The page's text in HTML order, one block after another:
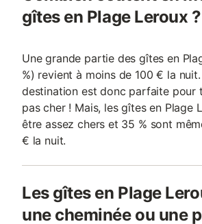
gîtes en Plage Leroux ?
Une grande partie des gîtes en
%) revient à moins de 100 € la
destination est donc parfaite pour
pas cher ! Mais, les gîtes en Plage
être assez chers et 35 % sont
€ la nuit.
Les gîtes en Plage
une cheminée ou une